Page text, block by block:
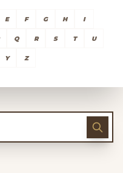
E F G H I
Q R S T U
Y Z